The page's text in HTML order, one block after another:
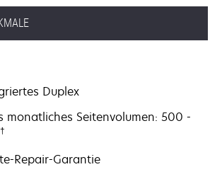
Duplex
monatliches Seitenvolumen: 500 -
†
Repair-Garantie